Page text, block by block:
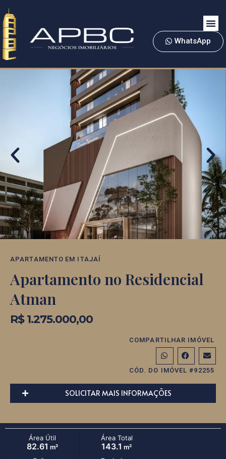
WhatsApp
APARTAMENTO EM ITAJAÍ
Apartamento no Residencial
Atman
R$ 1.275.000,00
COMPARTILHAR IMÓVEL
CÓD. DO IMÓVEL #92255
SOLICITAR MAIS INFORMAÇÕES
Área Útil
82.61 m²
Área Total
143.1 m²